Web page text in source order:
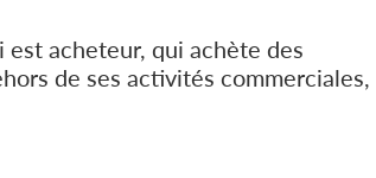
acheteur, qui achète des
de ses activités commerciales,